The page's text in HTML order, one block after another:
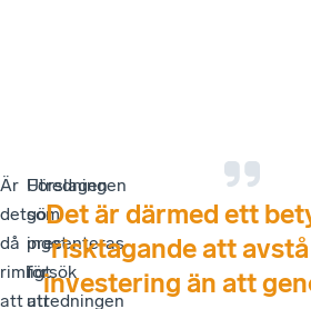
Är
det
då
rimligt
att
Utredningen
gör
inget
försök
att
Förslagen
som
presenteras
i
utredningen
Det är därmed ett
risktagande att
investering än att